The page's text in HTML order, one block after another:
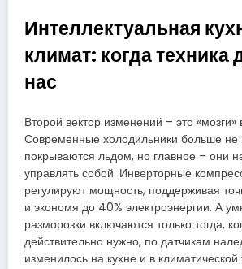
Интеллектуальная
климат: когда техника
нас
Второй вектор изменений – это «мозги»
Современные холодильники больше не
покрываются льдом, но главное – они
управлять собой. Инверторные
регулируют мощность, поддерживая
и экономя до 40% электроэнергии. А
разморозки включаются только тогда,
действительно нужно, по датчикам
изменилось на кухне и в климатической